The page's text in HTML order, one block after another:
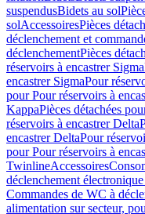
suspendusBidets au sol
solAccessoiresPièces
déclenchement et
déclenchementPièces
réservoirs à encastrer Sigma
encastrer SigmaPour
pour Pour réservoirs à
KappaPièces détachées
réservoirs à encastrer Delta
encastrer DeltaPour
pour Pour réservoirs à
TwinlineAccessoires
déclenchement
Commandes de WC à
alimentation sur secteur,